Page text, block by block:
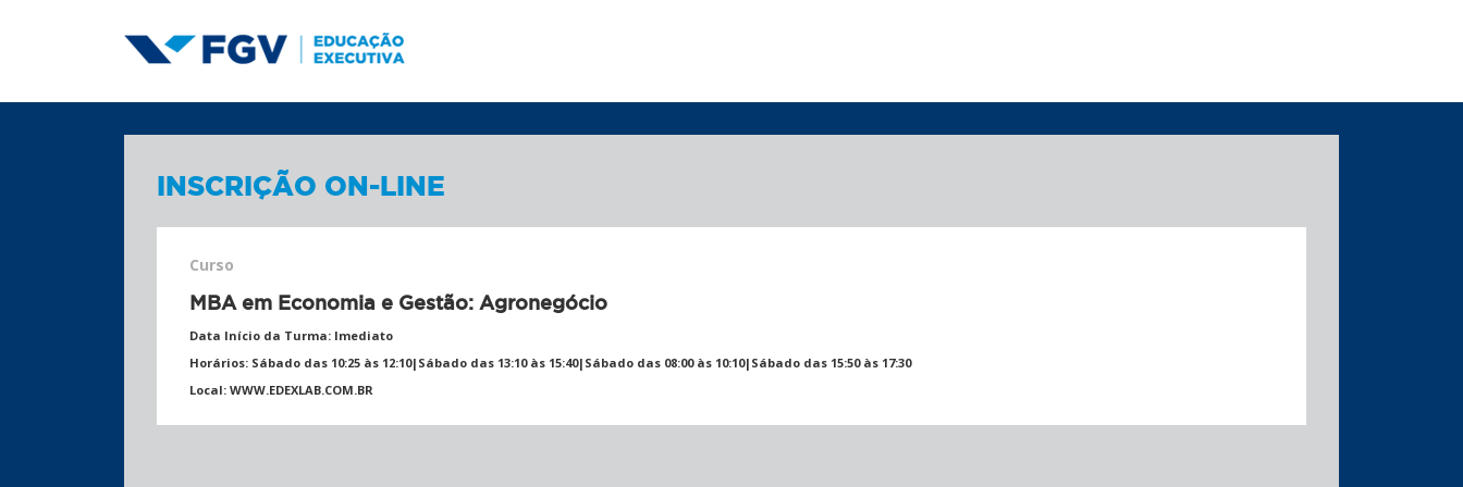
INSCRIÇÃO ON-LINE
Curso
MBA em Economia e Gestão: Agronegócio
Data Início da Turma: Imediato
Horários: Sábado das 10:25 às 12:10|Sábado das 13:10 às 15:40|Sábado das 08:00 às 10:10|Sábado das 15:50 às 17:30
Local: WWW.EDEXLAB.COM.BR